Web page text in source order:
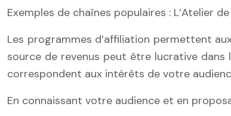
Exemples de chaînes populaires : L’Atelier
Les programmes d’affiliation permettent
source de revenus peut être lucrative
correspondent aux intérêts de votre
En connaissant votre audience et en